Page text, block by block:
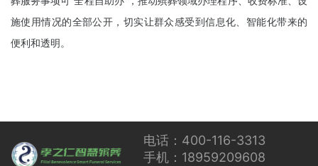
施使用情况的全部公开，切实让群众感受到信息化、智能化带来的
便利和透明。
电话：400-116-3313
手机：18959209608